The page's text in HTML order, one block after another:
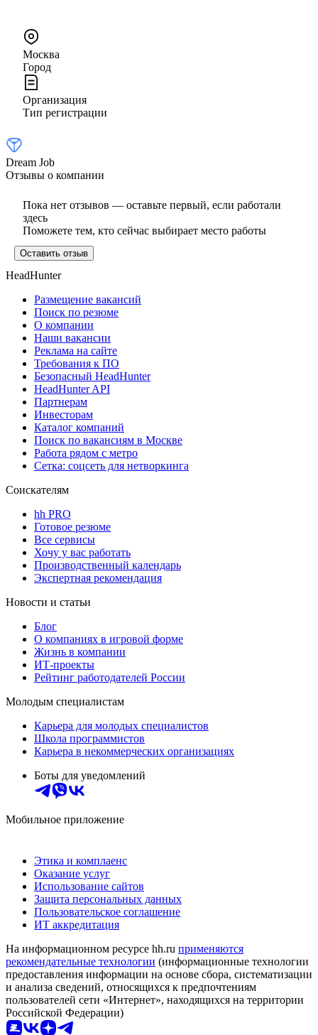
Москва
Город
Организация
Тип регистрации
Dream Job
Отзывы о компании
Пока нет отзывов — оставьте первый, если работали
здесь
Поможете тем, кто сейчас выбирает место работы
Оставить отзыв
HeadHunter
Размещение вакансий
Поиск по резюме
О компании
Наши вакансии
Реклама на сайте
Требования к ПО
Безопасный HeadHunter
HeadHunter API
Партнерам
Инвесторам
Каталог компаний
Поиск по вакансиям в Москве
Работа рядом с метро
Сетка: соцсеть для нетворкинга
Соискателям
hh PRO
Готовое резюме
Все сервисы
Хочу у вас работать
Производственный календарь
Экспертная рекомендация
Новости и статьи
Блог
О компаниях в игровой форме
Жизнь в компании
ИТ-проекты
Рейтинг работодателей России
Молодым специалистам
Карьера для молодых специалистов
Школа программистов
Карьера в некоммерческих организациях
Боты для уведомлений
Мобильное приложение
Этика и комплаенс
Оказание услуг
Использование сайтов
Защита персональных данных
Пользовательское соглашение
ИТ аккредитация
На информационном ресурсе hh.ru применяются
рекомендательные технологии (информационные технологии
предоставления информации на основе сбора, систематизации
и анализа сведений, относящихся к предпочтениям
пользователей сети «Интернет», находящихся на территории
Российской Федерации)